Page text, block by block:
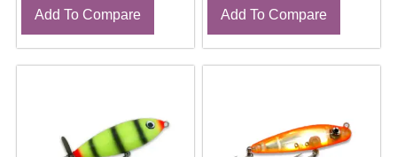
Add To Compare Add To Compare